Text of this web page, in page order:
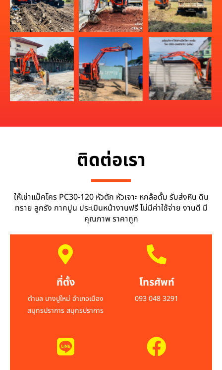
ติดต่อเรา
ให้เช่าแม็คโคร PC30-120 หัวตัก หัวเจาะ หกล้อดั้ม รับส่งหิน ดิน
ทราย ลูกรัง กากปูน ประเมินหน้างานฟรี ไม่มีค่าใช้จ่าย งานดี มี
คุณภาพ ราคาถูก
ที่ตั้ง
ตำบล บางปูใหม่ อำเภอเมือง
สมุทรปราการ สมุทรปราการ
โทรศัพท์
093 048 3291